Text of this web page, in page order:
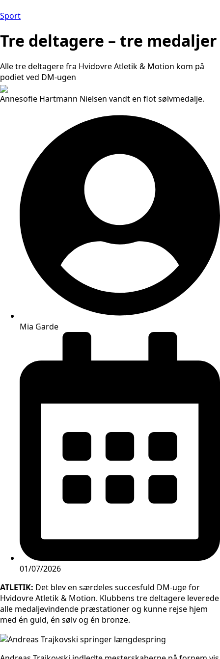
Sport
Tre deltagere – tre medaljer
Alle tre deltagere fra Hvidovre Atletik & Motion kom på
podiet ved DM-ugen
Annesofie Hartmann Nielsen vandt en flot sølvmedalje.
Mia Garde
01/07/2026
ATLETIK: Det blev en særdeles succesfuld DM-uge for
Hvidovre Atletik & Motion. Klubbens tre deltagere leverede
alle medaljevindende præstationer og kunne rejse hjem
med én guld, én sølv og én bronze.